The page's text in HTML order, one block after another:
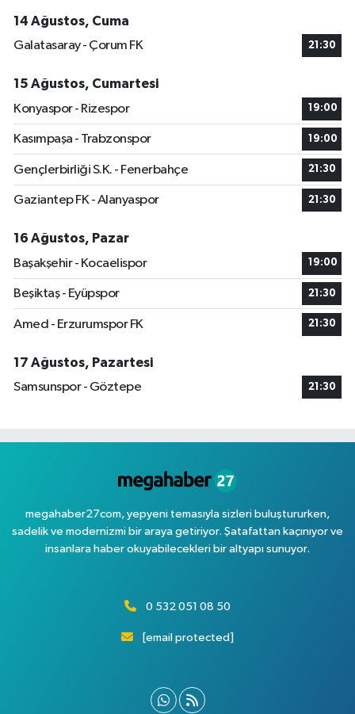
14 Ağustos, Cuma
Galatasaray - Çorum FK
21:30
15 Ağustos, Cumartesi
Konyaspor - Rizespor
19:00
Kasımpaşa - Trabzonspor 19:00
Gençlerbirliği S.K. - Fenerbahçe 21:30
Gaziantep FK - Alanyaspor 21:30
16 Ağustos, Pazar
Başakşehir - Kocaelispor
19:00
Beşiktaş - Eyüpspor 21:30
Amed - Erzurumspor FK 21:30
17 Ağustos, Pazartesi
Samsunspor - Göztepe
21:30
megahaber27com, yepyeni temasıyla sizleri buluştururken,
sadelik ve modernizmi bir araya getiriyor. Şatafattan kaçınıyor ve
insanlara haber okuyabilecekleri bir altyapı sunuyor.
0 532 051 08 50
[email protected]